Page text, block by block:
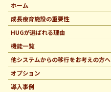
ホーム
成長療育施設の重要性
HUGが選ばれる理由
機能一覧
他システムからの移行をお考えの方へ
オプション
導入事例